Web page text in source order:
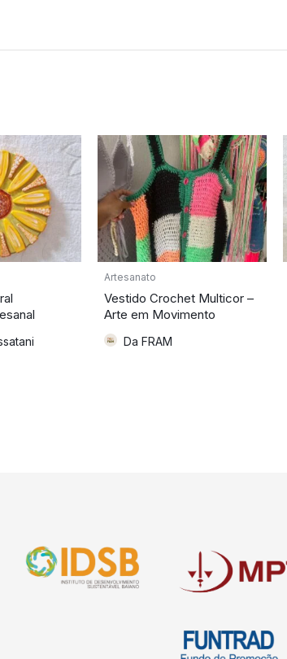
Artesanato
Vestido Crochet Multicor –
Arte em Movimento
Da FRAM